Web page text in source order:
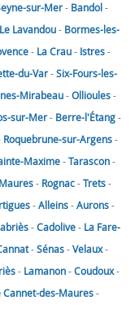
sur-Mer- Bandol-
Le Lavandou- Bormes-les-
- La Crau- Istres-
du-Var-Six-Fours-les-
Mirabeau-Ollioules-
sur-Mer- Berre-l'Étang-
Roquebrune-sur-Argens-
Maxime-Tarascon-
- Rognac-Trets-
-Alleins-Aurons-
-Cadolive- La Fare-
-Sénas-Velaux-
- Lamanon-Coudoux-
Cannet-des-Maures-